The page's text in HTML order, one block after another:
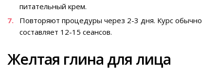
питательный крем.
Повторяют процедуры через 2-3 дня. Курс обычно
составляет 12-15 сеансов.
Желтая глина для лица